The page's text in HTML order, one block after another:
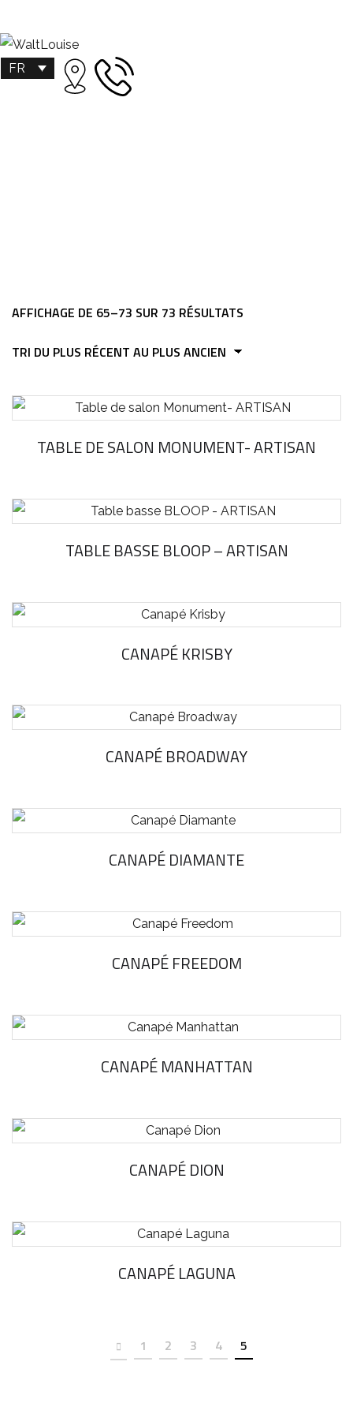
FR
AFFICHAGE DE 65–73 SUR 73 RÉSULTATS
TABLE DE SALON MONUMENT- ARTISAN
TABLE BASSE BLOOP – ARTISAN
CANAPÉ KRISBY
CANAPÉ BROADWAY
CANAPÉ DIAMANTE
CANAPÉ FREEDOM
CANAPÉ MANHATTAN
CANAPÉ DION
CANAPÉ LAGUNA
1 2 3 4 5